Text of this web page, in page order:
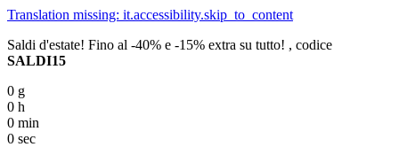
Translation missing: it.accessibility.skip_to_content
Saldi d'estate! Fino al -40% e -15% extra su tutto! , codice
SALDI15
0 g
0 h
0 min
0 sec